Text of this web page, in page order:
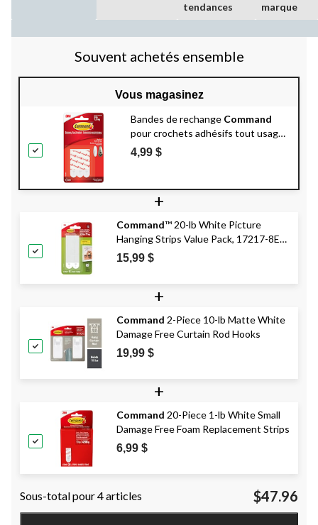
tendances
marque
Souvent achetés ensemble
Vous magasinez
Bandes de rechange Command
pour crochets adhésifs tout usage,
moyen, blanc, 3 lb, paq. 9
4,99 $
+
Command™ 20-lb White Picture
Hanging Strips Value Pack, 17217-8EF
| 8 Pairs, X-Large Strips
15,99 $
+
Command 2-Piece 10-lb Matte White
Damage Free Curtain Rod Hooks
19,99 $
+
Command 20-Piece 1-lb White Small
Damage Free Foam Replacement Strips
6,99 $
Sous-total pour 4 articles $47.96